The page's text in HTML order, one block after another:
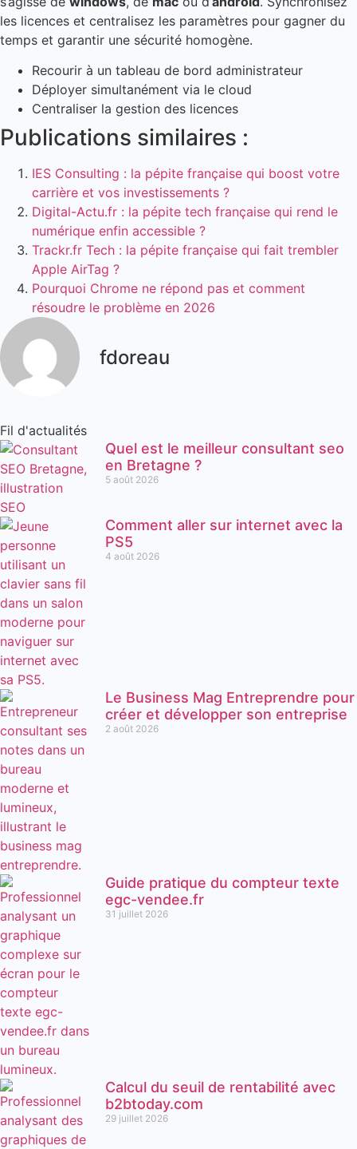
les licences et centralisez les paramètres pour gagner du
temps et garantir une sécurité homogène.
Recourir à un tableau de bord administrateur
Déployer simultanément via le cloud
Centraliser la gestion des licences
Publications similaires :
IES Consulting : la pépite française qui boost votre
carrière et vos investissements ?
Digital-Actu.fr : la pépite tech française qui rend le
numérique enfin accessible ?
Trackr.fr Tech : la pépite française qui fait trembler
Apple AirTag ?
Pourquoi Chrome ne répond pas et comment
résoudre le problème en 2026
fdoreau
Fil d'actualités
Quel est le meilleur consultant seo
en Bretagne ?
5 août 2026
Comment aller sur internet avec la
PS5
4 août 2026
Le Business Mag Entreprendre pour
créer et développer son entreprise
2 août 2026
Guide pratique du compteur texte
egc-vendee.fr
31 juillet 2026
Calcul du seuil de rentabilité avec
b2btoday.com
29 juillet 2026